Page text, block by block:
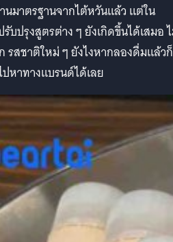
มาตรฐานจากไต้หวันแล้ว แต่ใน
บปรุงสูตรต่าง ๆ ยังเกิดขึ้นได้เสมอ
รสชาติใหม่ ๆ ยังไงหากลองดื่มแล้วก็
หาทางแบรนด์ได้เลย